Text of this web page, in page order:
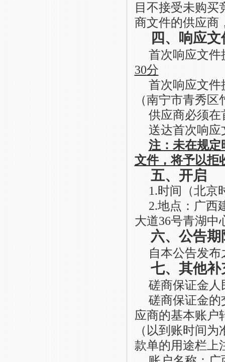
目不接受未购
商文件的供应商
四、响应
首次响应文件
30分
首次响应文件
（南宁市青秀区
供应商必须在
送达首次响应
注：未在规定
文件，将予以拒
五、开启
1.时间 （北京
2.地点： 广西
大道36号青湖中
六、公告期
自本公告发布
七、其他补
磋商保证金人
磋商保证金的
应商的基本账户
（以到账时间
款单的用途栏上